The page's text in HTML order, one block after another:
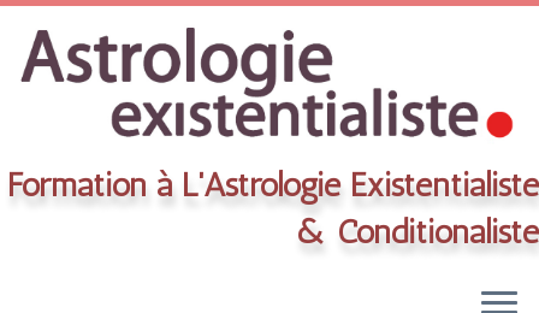
Formation à L'Astrologie Existentialiste
& Conditionaliste